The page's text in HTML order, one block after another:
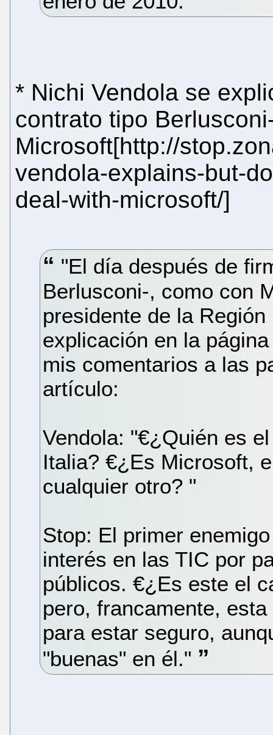
* Nichi Vendola se
contrato tipo
Microsoft[http://
vendola-explains-but-
deal-with-microsoft/]
"El día después de
Berlusconi-, como con
presidente de la
explicación en la
mis comentarios a las
artículo:
Vendola: "€¿Quién es
Italia? €¿Es Microsoft,
cualquier otro? "
Stop: El primer
interés en las TIC por
públicos. €¿Es este el
pero, francamente,
para estar seguro,
"buenas" en él."